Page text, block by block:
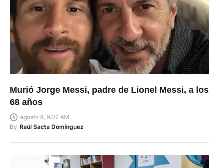
Murió Jorge Messi, padre de Lionel Messi, a los
68 años
agosto 8, 9:02 AM
By Raúl Sacta Domínguez